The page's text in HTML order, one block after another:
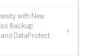
with New
Backup
DataProtect